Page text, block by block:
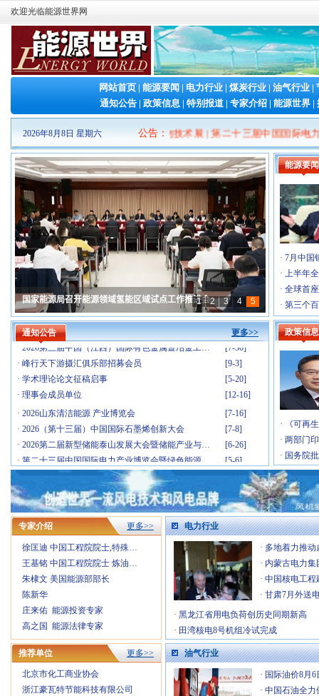
欢迎光临能源世界网
网站首页 | 能源要闻 | 电力行业 | 煤炭行业 | 油气行业 |
通知公告 | 政策信息 | 特别报道 | 专家介绍 | 能源世界 |
2026年8月8日 星期六 公告 ：
储能泰山发展大会暨储能产业与技术展|第二十三届中国国际电力产
通知公告 更多>>
·2026山东清洁能源 产业博览会
[7-16]
2026（第十三届）中国国际石墨烯创新大会
[7-8]
·2026第二届新型储能泰山发展大会暨储能产业与…
[6-26]
·第二十三届中国国际电力产业博览会暨绿色能源…
[5-6]
· Fac Tec China电子工厂设施展
[4-30]
·IOTE 2026 第二十五届国际物联网展・深…
[4-23]
第六届广州军民两用油库技术装备展览会
[3-26]
·2026中国(上海)国际核能产业博览会
[2-26]
·2026第八届民用航空发动机与燃气轮机大会暨涡…
[1-21]
·第十九届(2026)国际太阳能光伏和智慧能源&储…
[1-8]
2026年国际气体产业链展览交易会
[1-6]
·第四届中国国际储能产业博览会
[12-31]
·2026中国智慧能源大会暨展览会
[12-26]
·2026年中国国际工业废水处理与资源化利用峰会
[12-10]
·2026第三届中国（江西）国际有色金属暨冶金工…
[7-30]
·Fac Tec China电子工厂设施展
[4-30]
· IOTE 2026 第二十五届国际物联网展・深…
[4-23]
·第六届广州军民两用油库技术装备展览会
[3-26]
·2026中国(上海)国际核能产业博览会
[2-26]
·2026第八届民用航空发动机与燃气轮机大会暨涡…
[1-21]
第十九届(2026)国际太阳能光伏和智慧能源&储…
[1-8]
2026年国际气体产业链展览交易会
[1-6]
第四届中国国际储能产业博览会
[12-31]
2026中国智慧能源大会暨展览会
[12-26]
2026年中国国际工业废水处理与资源化利用峰会
[12-10]
2026第三届中国（江西）国际有色金属暨冶金工…
[7-30]
·峰行天下游摄汇俱乐部招募会员
[9-3]
·学术理论论文征稿启事
[5-20]
理事会成员单位 [12-16]
能源要闻
· 7月中国
· 上半年
· 全球首
· 第三个
政策信息
·
《可再
· 两部门
· 国务院
专家介绍 更多>>
徐匡迪 中国工程院院士,特殊…
王基铭 中国工程院院士 炼油…
朱棣文 美国能源部部长
陈新华
庄来佑 能源投资专家
高之国 能源法律专家
推荐单位 更多>>
北京市化工商业协会
浙江豪瓦特节能科技有限公司
电力行业
· 多地着力推动
· 内蒙古电力
· 中国核电工
· 甘肃7月外送
· 黑龙江省用电负荷创历史同期新高
· 田湾核电8号机组冷试完成
油气行业
· 国际油价8月6
· 中国石油全